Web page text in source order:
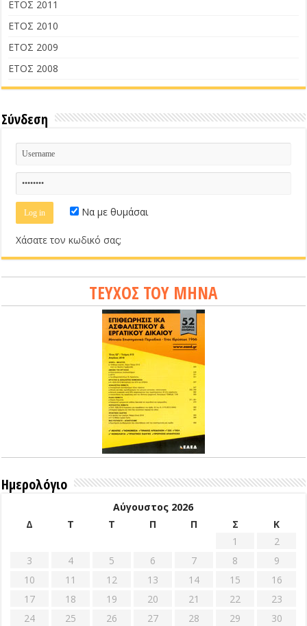
ΕΤΟΣ 2011
ΕΤΟΣ 2010
ΕΤΟΣ 2009
ΕΤΟΣ 2008
Σύνδεση
Να με θυμάσαι
Χάσατε τον κωδικό σας;
ΤΕΥΧΟΣ ΤΟΥ ΜΗΝΑ
Ημερολόγιο
Αύγουστος 2026
Δ
Τ Τ Π Π Σ
Κ
1
2
3
4 5 6 7 8
9
10
11 12 13 14 15
16
17
18 19 20 21 22
23
24
25 26 27 28 29
30